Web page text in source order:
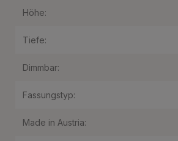
Höhe:
Tiefe:
Dimmbar:
Fassungstyp:
Made in Austria: